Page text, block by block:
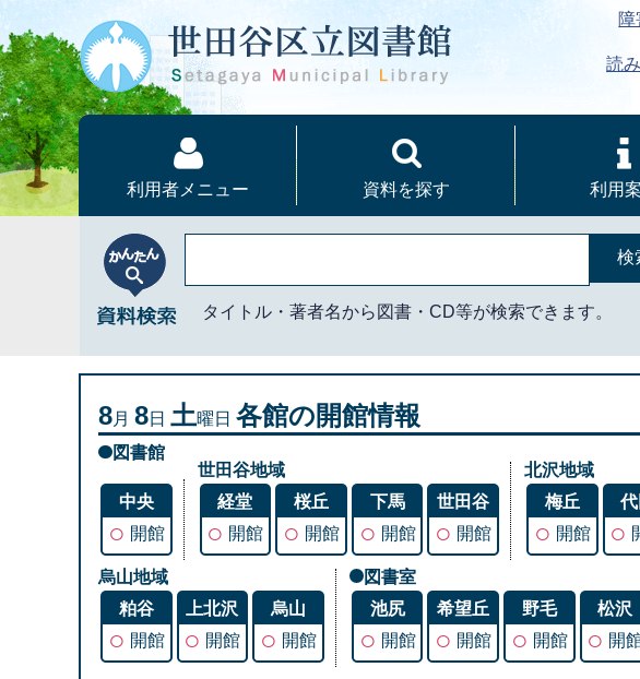
障
読
利用者メニュー 資料を探す 利用
タイトル・著者名から図書・CD等が検索できます。
8月 8日 土曜日 各館の開館情報
図書館
中央
○ 開館
世田谷地域
経堂
○ 開館
桜丘
○ 開館
下馬
○ 開館
世田谷
○ 開館
北沢地域
梅丘
○ 開館
代
○
烏山地域
粕谷
○ 開館
上北沢
○ 開館
烏山
○ 開館
図書室
池尻
○ 開館
希望丘
○ 開館
野毛
○ 開館
松沢
○ 開